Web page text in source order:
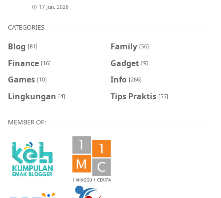
17 Jun, 2026
CATEGORIES
Blog [81] Family [56]
Finance [16] Gadget [9]
Games [10] Info [266]
Lingkungan [4] Tips Praktis [55]
MEMBER OF: